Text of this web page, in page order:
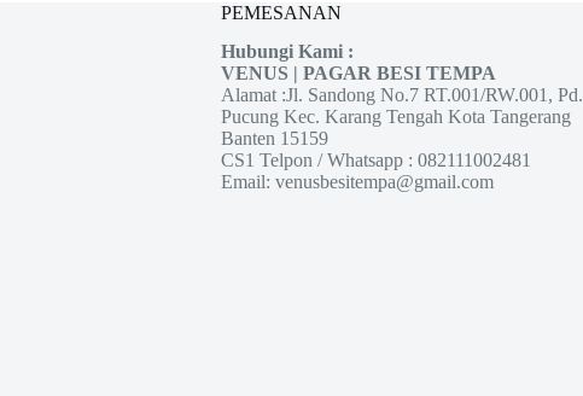
PEMESANAN
Hubungi Kami :
VENUS | PAGAR BESI TEMPA
Alamat :Jl. Sandong No.7 RT.001/RW.001, Pd.
Pucung Kec. Karang Tengah Kota Tangerang
Banten 15159
CS1 Telpon / Whatsapp : 082111002481
Email: venusbesitempa@gmail.com